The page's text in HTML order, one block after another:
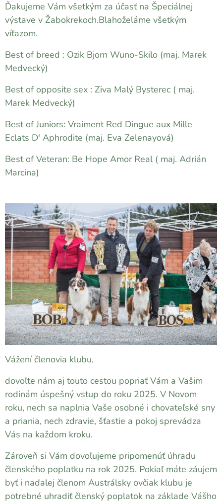
Ďakujeme Vám všetkým za účasť na Špeciálnej
výstave v Žabokrekoch.Blahoželáme všetkým
víťazom.
Best of breed : Ozik Bjorn Wuno-Skilo (maj. Marek
Medvecký)
Best of opposite sex : Ziva Malý Bysterec ( maj.
Marek Medvecký)
Best of Juniors: Vraiment Red Dingue aux Mille
Eclats D' Aphrodite (maj. Eva Zelenayová)
Best of Veteran: Be Hope Amor Real ( maj. Adrián
Marcina)
Vážení členovia klubu,
dovoľte nám aj touto cestou popriať Vám a Vašim
rodinám úspešný vstup do roku 2025. V Novom
roku, nech sa naplnia Vaše osobné i chovateľské sny
a priania, nech zdravie, šťastie a pokoj sprevádza
Vás na každom kroku.
Zároveň si Vám dovoľujeme pripomenúť úhradu
členského poplatku na rok 2025. Pokiaľ máte záujem
byť i naďalej členom Austrálsky ovčiak klubu je
potrebné uhradiť členský poplatok na základe Vášho